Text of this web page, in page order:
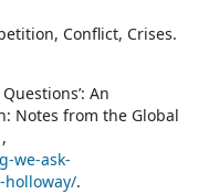
Conflict, Crises.
An
Notes from the Global
we-ask-
holloway/.